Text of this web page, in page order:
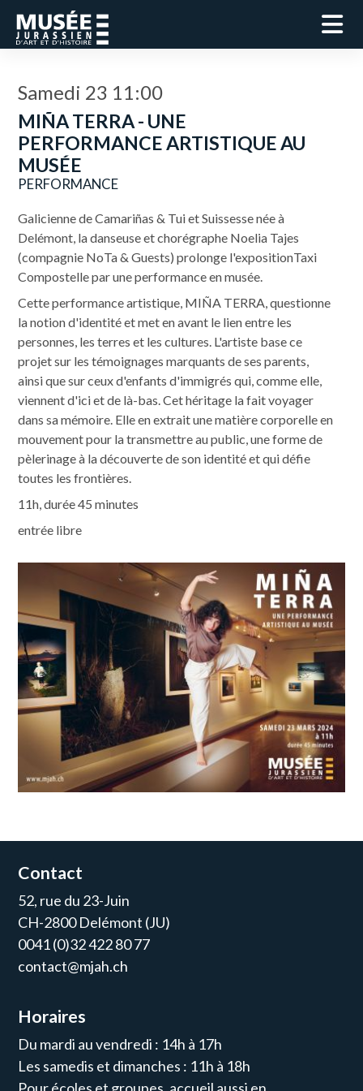
Samedi 23 11:00
MIÑA TERRA - UNE
PERFORMANCE ARTISTIQUE AU
MUSÉE
PERFORMANCE
Galicienne de Camariñas & Tui et Suissesse née à
Delémont, la danseuse et chorégraphe Noelia Tajes
(compagnie NoTa & Guests) prolonge l'expositionTaxi
Compostelle par une performance en musée.
Cette performance artistique, MIÑA TERRA, questionne
la notion d'identité et met en avant le lien entre les
personnes, les terres et les cultures. L'artiste base ce
projet sur les témoignages marquants de ses parents,
ainsi que sur ceux d'enfants d'immigrés qui, comme elle,
viennent d'ici et de là-bas. Cet héritage la fait voyager
dans sa mémoire. Elle en extrait une matière corporelle en
mouvement pour la transmettre au public, une forme de
pèlerinage à la découverte de son identité et qui défie
toutes les frontières.
11h, durée 45 minutes
entrée libre
Contact
52, rue du 23-Juin
CH-2800 Delémont (JU)
0041 (0)32 422 80 77
contact@mjah.ch
Horaires
Du mardi au vendredi : 14h à 17h
Les samedis et dimanches : 11h à 18h